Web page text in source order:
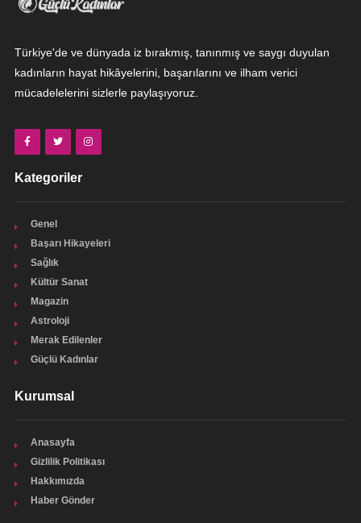
Türkiye'de ve dünyada iz bırakmış, tanınmış ve saygı duyulan
kadınların hayat hikâyelerini, başarılarını ve ilham verici
mücadelelerini sizlerle paylaşıyoruz.
Kategoriler
Genel
Başarı Hikayeleri
Sağlık
Kültür Sanat
Magazin
Astroloji
Merak Edilenler
Güçlü Kadınlar
Kurumsal
Anasayfa
Gizlilik Politikası
Hakkımızda
Haber Gönder